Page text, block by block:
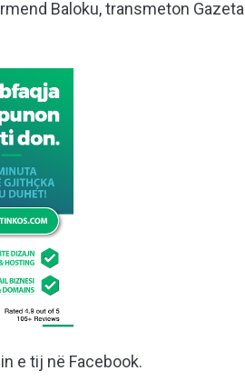
Baloku, transmeton Gazeta
e tij në Facebook.